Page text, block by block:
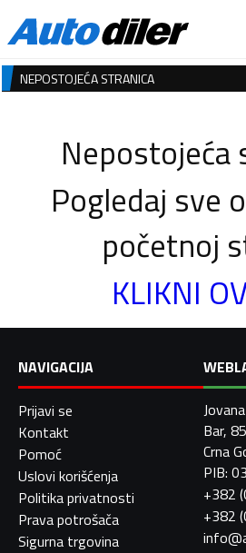
NEPOSTOJEĆA STRANICA
Nepostojeća
Pogledaj sve
početnoj
KLIKNI
NAVIGACIJA
Prijavi se
Kontakt
Pomoć
Uslovi korišćenja
Politika privatnosti
Prava potrošača
Sigurna trgovina
Bar,
Crna
PIB:
+382
+382